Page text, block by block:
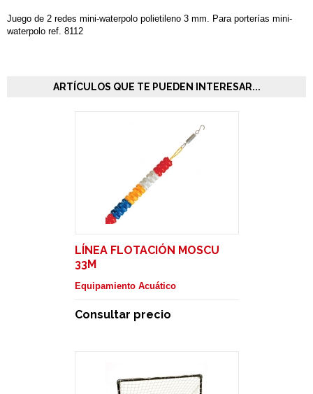
Juego de 2 redes mini-waterpolo polietileno 3 mm. Para porterías mini-
waterpolo ref. 8112
ARTÍCULOS QUE TE PUEDEN INTERESAR...
LÍNEA FLOTACIÓN MOSCU
33M
Equipamiento Acuático
Consultar precio